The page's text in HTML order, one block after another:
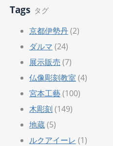
Tags タグ
京都伊勢丹(2)
ダルマ (24)
展示販売 (7)
仏像彫刻教室 (4)
宮本工藝(100)
木彫刻 (149)
地蔵(5)
ルクアイーレ (1)